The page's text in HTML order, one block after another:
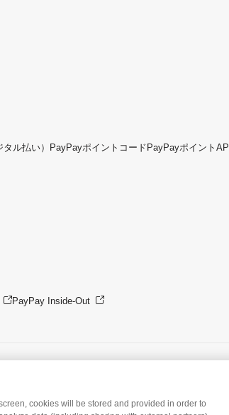
ル払い） PayPayポイントコード PayPayポイントAPI
PayPay Inside-Out
© PayPay Corporation
cookies will be stored and provided in order to